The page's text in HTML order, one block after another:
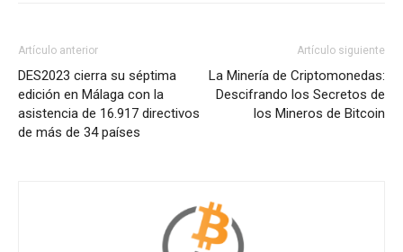
Artículo anterior
DES2023 cierra su séptima
edición en Málaga con la
asistencia de 16.917 directivos
de más de 34 países
Artículo siguiente
La Minería de Criptomonedas:
Descifrando los Secretos de
los Mineros de Bitcoin